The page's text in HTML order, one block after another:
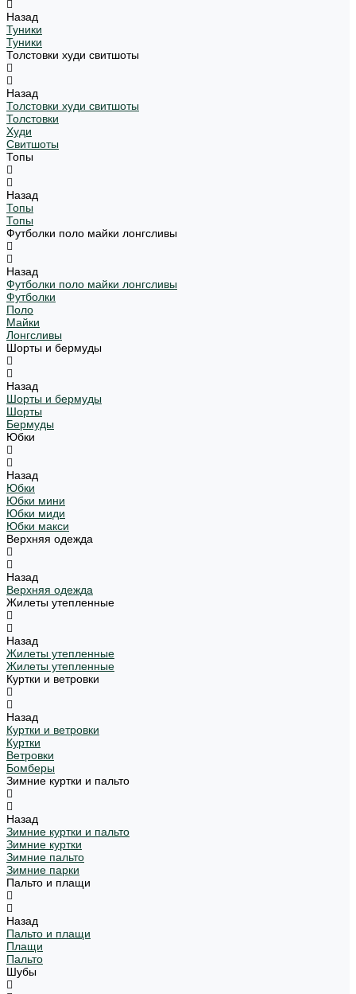
Назад
Туники
Туники
Толстовки худи свитшоты
Назад
Толстовки худи свитшоты
Толстовки
Худи
Свитшоты
Топы
Назад
Топы
Топы
Футболки поло майки лонгсливы
Назад
Футболки поло майки лонгсливы
Футболки
Поло
Майки
Лонгсливы
Шорты и бермуды
Назад
Шорты и бермуды
Шорты
Бермуды
Юбки
Назад
Юбки
Юбки мини
Юбки миди
Юбки макси
Верхняя одежда
Назад
Верхняя одежда
Жилеты утепленные
Назад
Жилеты утепленные
Жилеты утепленные
Куртки и ветровки
Назад
Куртки и ветровки
Куртки
Ветровки
Бомберы
Зимние куртки и пальто
Назад
Зимние куртки и пальто
Зимние куртки
Зимние пальто
Зимние парки
Пальто и плащи
Назад
Пальто и плащи
Плащи
Пальто
Шубы